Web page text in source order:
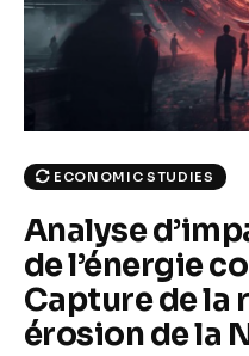
Climate
Markets
Tech
Shop
ECONOMIC STUDIES
Analyse
de l’énergie
Capture de la
érosion de la